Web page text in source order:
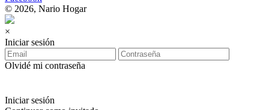
© 2026, Nario Hogar
×
Iniciar sesión
Olvidé mi contraseña
Iniciar sesión